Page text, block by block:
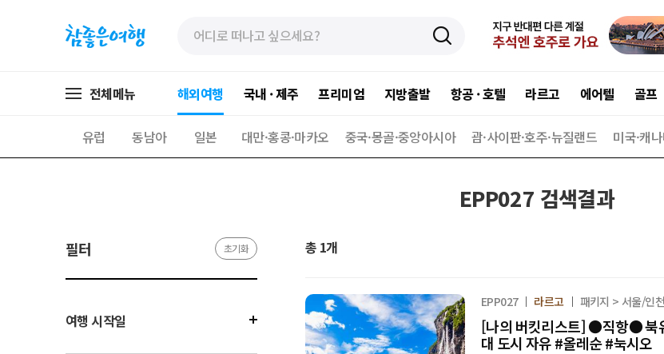
전체메뉴 해외여행 국내 · 제주 프리미엄 지방출발 항공 · 호텔 라르고 에어텔 골프
유럽 동남아 일본 대만·홍콩·마카오 중국·몽골·중앙아시아 괌·사이판·호주·뉴질랜드 미국·캐
EPP027 검색결과
필터 초기화
여행 시작일
총 1개
EPP027 라르고 패키지 > 서울/인
[나의 버킷리스트] ●직항● 북
대 도시 자유 #올레순 #눅시오